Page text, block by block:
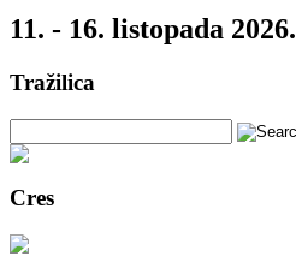
11. - 16. listopada 2026.
Tražilica
Cres